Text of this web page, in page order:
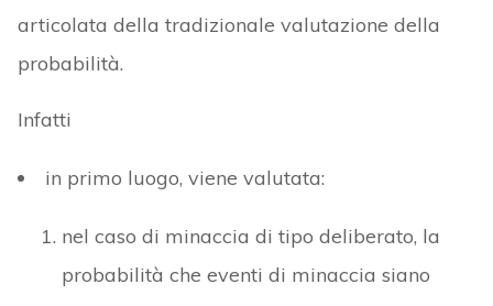
articolata della tradizionale valutazione della
probabilità.
Infatti
in primo luogo, viene valutata:
nel caso di minaccia di tipo deliberato, la
probabilità che eventi di minaccia siano